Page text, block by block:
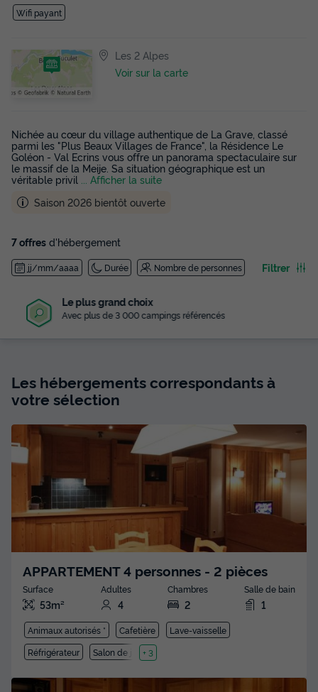
Wifi payant
Les 2 Alpes
Voir sur la carte
Nichée au cœur du village authentique de La Grave, classé
parmi les "Plus Beaux Villages de France", la Résidence Le
Goléon - Val Ecrins vous offre un panorama spectaculaire sur
le massif de la Meije. Sa situation géographique est un
véritable privil
... Afficher la suite
Saison 2026 bientôt ouverte
7 offres d'hébergement
jj/mm/aaaa Durée Nombre de personnes Filtrer
Le plus grand choix
Avec plus de 3 000 campings référencés
Les hébergements correspondants à
votre sélection
APPARTEMENT 4 personnes - 2 pièces
Surface
53m²
Adultes
4
Chambres
2
Salle de bain
1
Animaux autorisés * Cafetière
Lave-vaisselle
Réfrigérateur
Salon de jardin
+ 3